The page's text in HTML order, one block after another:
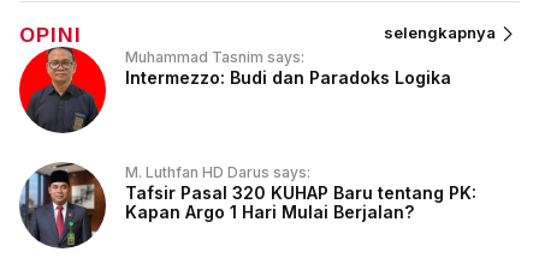
OPINI selengkapnya
Muhammad Tasnim says:
Intermezzo: Budi dan Paradoks Logika
M. Luthfan HD Darus says:
Tafsir Pasal 320 KUHAP Baru tentang PK:
Kapan Argo 1 Hari Mulai Berjalan?